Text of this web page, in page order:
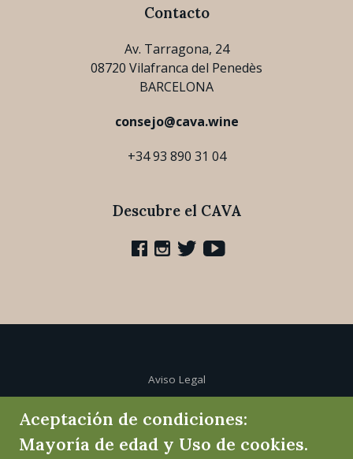
Contacto
Av. Tarragona, 24
08720 Vilafranca del Penedès
BARCELONA
consejo@cava.wine
+34 93 890 31 04
Descubre el CAVA
Aviso Legal
Política de cookies
Aceptación de condiciones:
Mayoría de edad y Uso de cookies.